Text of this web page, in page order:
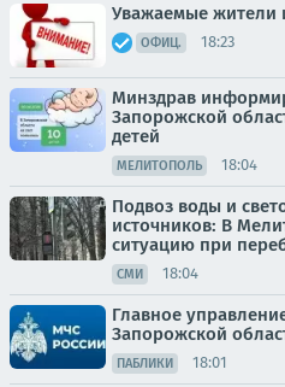
Уважаемые жители
ОФИЦ. 18:23
Минздрав
Запорожской
детей
МЕЛИТОПОЛЬ 18:04
Подвоз воды и
источников: В
ситуацию при
СМИ 18:04
Главное
Запорожской
ПАБЛИКИ 18:01